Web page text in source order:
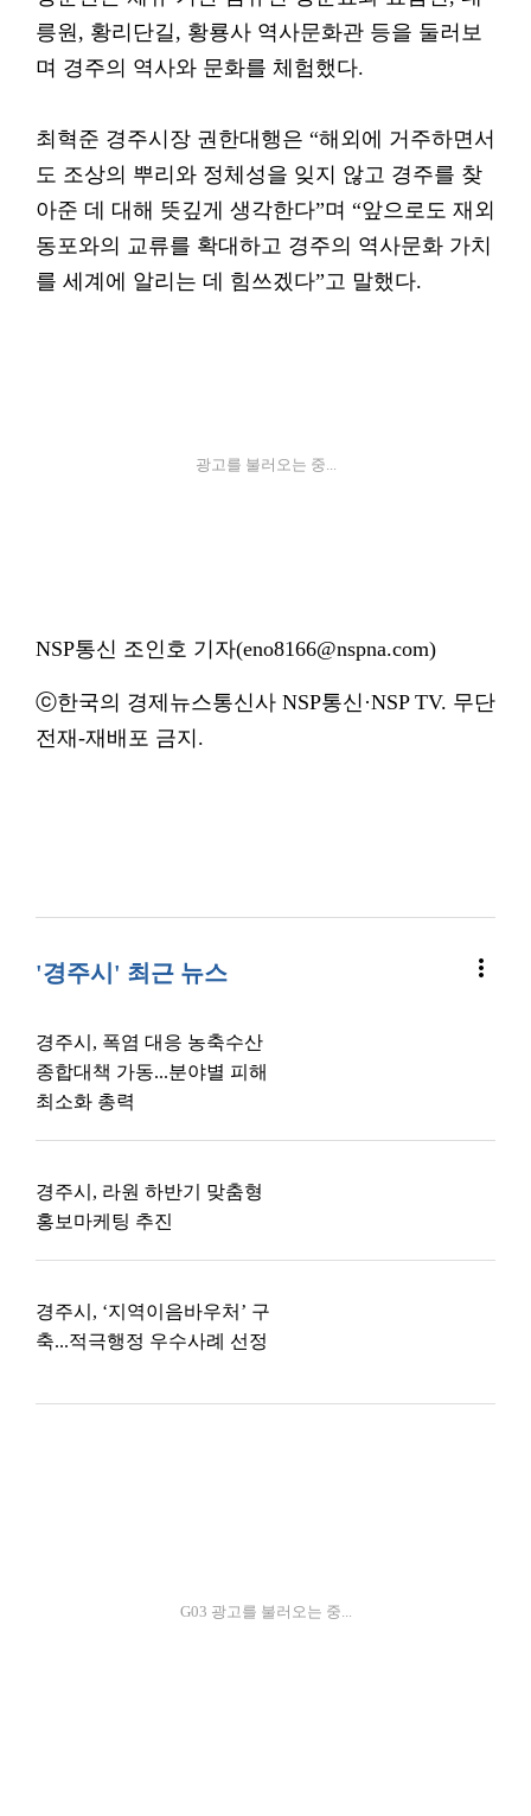
릉원, 황리단길, 황룡사 역사문화관 등을 둘러보
며 경주의 역사와 문화를 체험했다.
최혁준 경주시장 권한대행은 “해외에 거주하면서
도 조상의 뿌리와 정체성을 잊지 않고 경주를 찾
아준 데 대해 뜻깊게 생각한다”며 “앞으로도 재외
동포와의 교류를 확대하고 경주의 역사문화 가치
를 세계에 알리는 데 힘쓰겠다”고 말했다.
광고를 불러오는 중...
NSP통신 조인호 기자(eno8166@nspna.com)
ⓒ한국의 경제뉴스통신사 NSP통신·NSP TV. 무단
전재-재배포 금지.
'경주시' 최근 뉴스 more_vert
경주시, 폭염 대응 농축수산
종합대책 가동...분야별 피해
최소화 총력
경주시, 라원 하반기 맞춤형
홍보마케팅 추진
경주시, ‘지역이음바우처’ 구
축...적극행정 우수사례 선정
G03 광고를 불러오는 중...